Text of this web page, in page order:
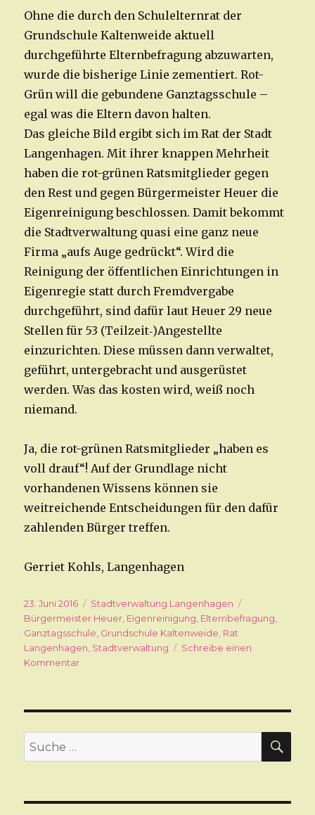
Ohne die durch den Schulelternrat der
Grundschule Kaltenweide aktuell
durchgeführte Elternbefragung abzuwarten,
wurde die bisherige Linie zementiert. Rot-
Grün will die gebundene Ganztagsschule –
egal was die Eltern davon halten.
Das gleiche Bild ergibt sich im Rat der Stadt
Langenhagen. Mit ihrer knappen Mehrheit
haben die rot-grünen Ratsmitglieder gegen
den Rest und gegen Bürgermeister Heuer die
Eigenreinigung beschlossen. Damit bekommt
die Stadtverwaltung quasi eine ganz neue
Firma „aufs Auge gedrückt“. Wird die
Reinigung der öffentlichen Einrichtungen in
Eigenregie statt durch Fremdvergabe
durchgeführt, sind dafür laut Heuer 29 neue
Stellen für 53 (Teilzeit‑)Angestellte
einzurichten. Diese müssen dann verwaltet,
geführt, untergebracht und ausgerüstet
werden. Was das kosten wird, weiß noch
niemand.
Ja, die rot-grünen Ratsmitglieder „haben es
voll drauf“! Auf der Grundlage nicht
vorhandenen Wissens können sie
weitreichende Entscheidungen für den dafür
zahlenden Bürger treffen.
Gerriet Kohls, Langenhagen
Veröffentlicht
am
23. Juni 2016 Kategorien
Stadtverwaltung Langenhagen
Bürgermeister Heuer, Eigenreinigung, Elternbefragung,
Ganztagsschule, Grundschule Kaltenweide, Rat
Langenhagen, Stadtverwaltung
Schreibe einen
Kommentar
Wahl
mal
Suche
nach: